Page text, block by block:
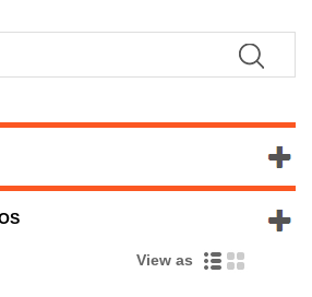
View as